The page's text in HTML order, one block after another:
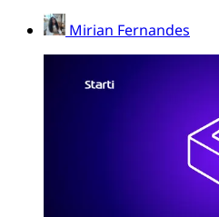
Mirian Fernandes